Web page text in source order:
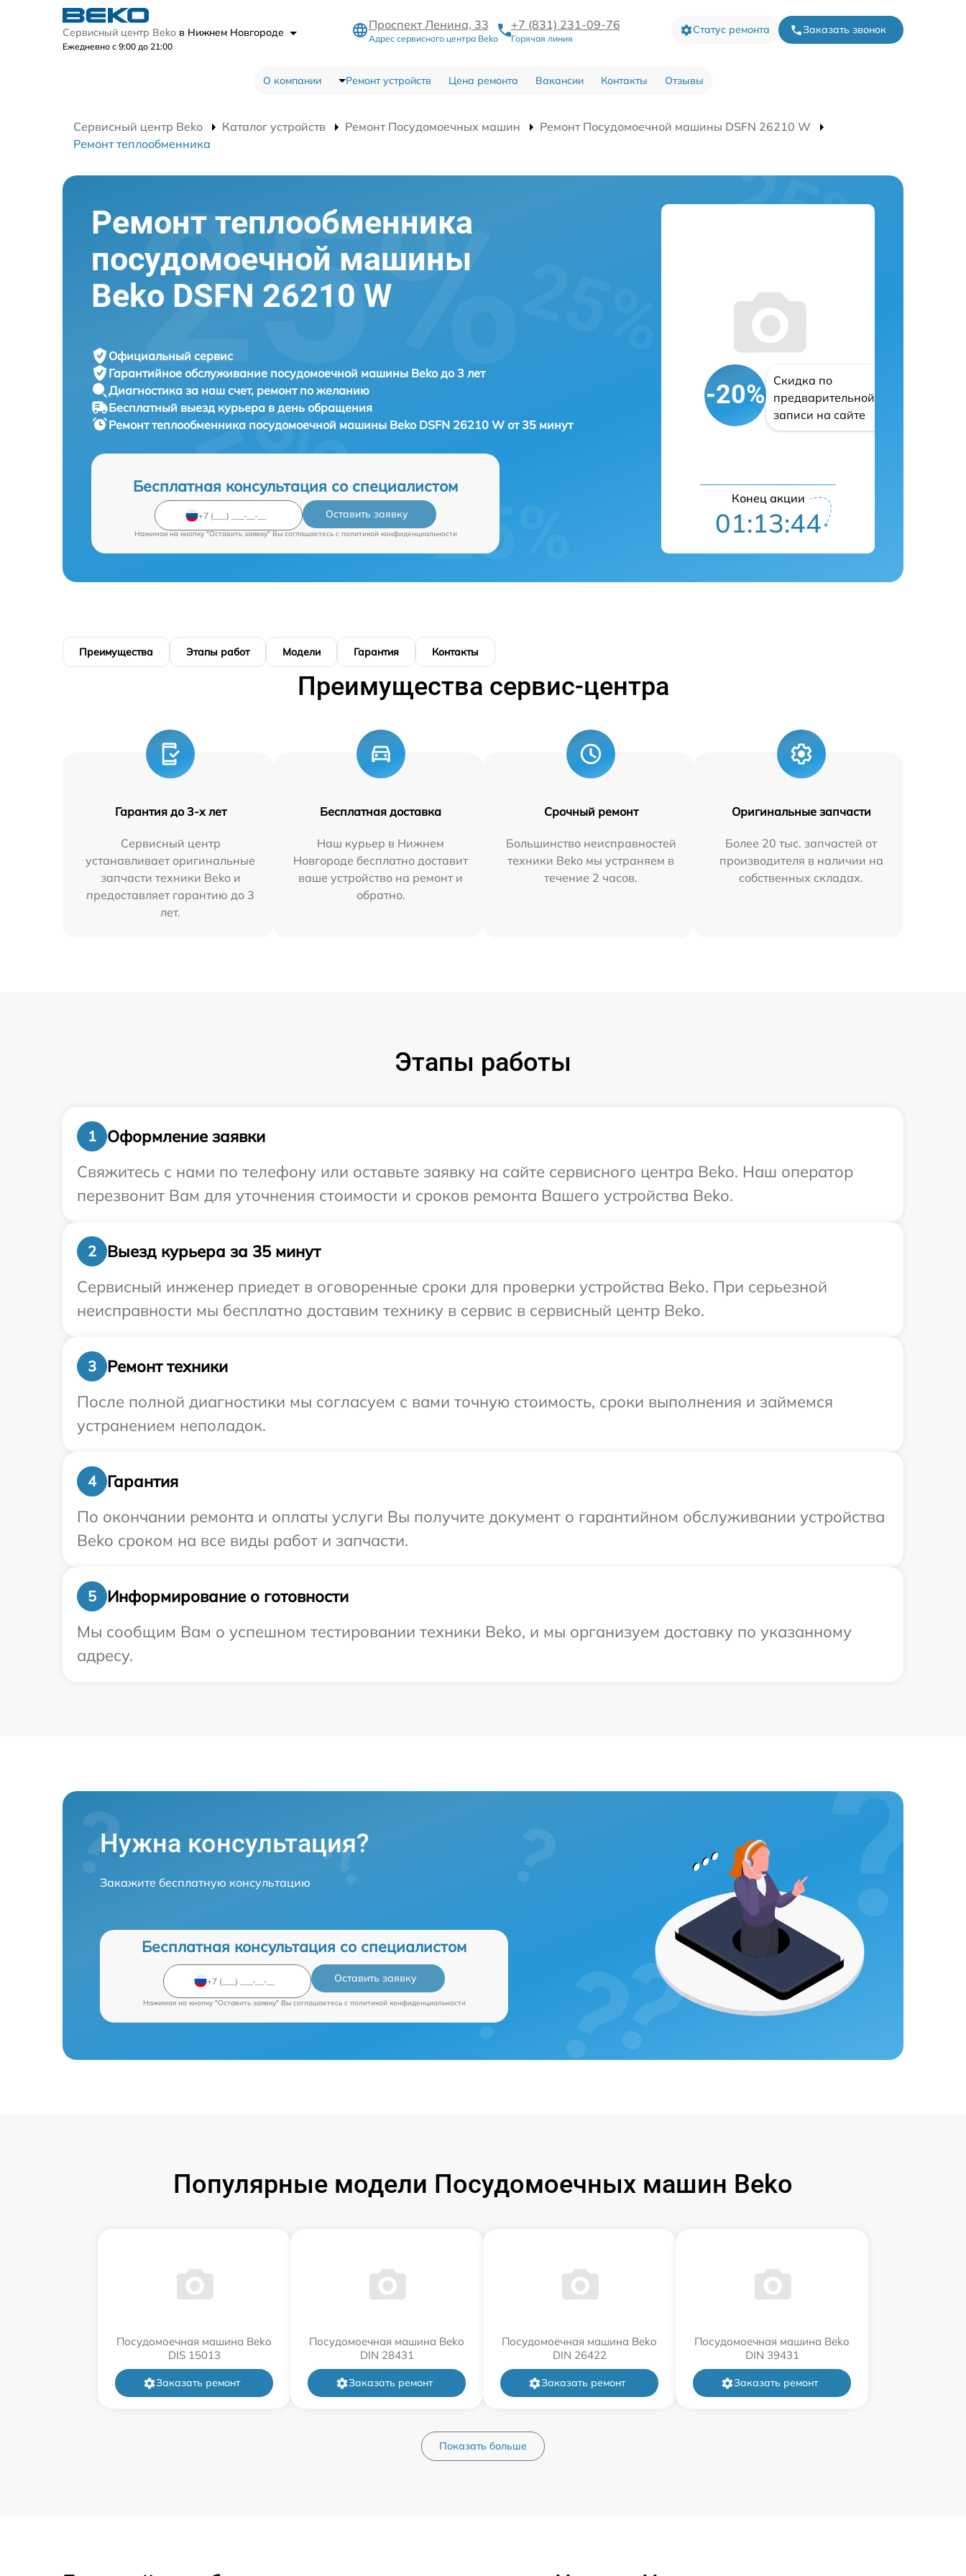
Сервисный центр Beko в Нижнем Новгороде
Ежедневно с 9:00 до 21:00
Проспект Ленина, 33
Адрес сервисного центра Beko
+7 (831) 231-09-76
Горячая линия
Статус ремонта Заказать звонок
О компании Ремонт устройств Цена ремонта Вакансии Контакты Отзывы
Сервисный центр Beko Каталог устройств Ремонт Посудомоечных машин
Ремонт Посудомоечной машины DSFN 26210 W
Ремонт теплообменника
Ремонт теплообменника
посудомоечной машины
Beko DSFN 26210 W
Официальный сервис
Гарантийное обслуживание посудомоечной машины Beko до 3 лет
Диагностика за наш счет, ремонт по желанию
Бесплатный выезд курьера в день обращения
Ремонт теплообменника посудомоечной машины Beko DSFN 26210 W от 35 минут
Бесплатная консультация со специалистом
Оставить заявку
Нажимая на кнопку "Оставить заявку" Вы соглашаетесь c политикой конфиденциальности
-20%
Скидка по
предварительной
записи на сайте
Конец акции
01:13:43
Преимущества Этапы работ Модели Гарантия Контакты
Преимущества сервис-центра
Гарантия до 3-х лет
Сервисный центр
устанавливает оригинальные
запчасти техники Beko и
предоставляет гарантию до 3
лет.
Бесплатная доставка
Наш курьер в Нижнем
Новгороде бесплатно доставит
ваше устройство на ремонт и
обратно.
Срочный ремонт
Большинство неисправностей
техники Beko мы устраняем в
течение 2 часов.
Оригинальные запчасти
Более 20 тыс. запчастей от
производителя в наличии на
собственных складах.
Этапы работы
1
Оформление заявки
Свяжитесь с нами по телефону или оставьте заявку на сайте сервисного центра Beko. Наш оператор
перезвонит Вам для уточнения стоимости и сроков ремонта Вашего устройства Beko.
2
Выезд курьера за 35 минут
Сервисный инженер приедет в оговоренные сроки для проверки устройства Beko. При серьезной
неисправности мы бесплатно доставим технику в сервис в сервисный центр Beko.
3
Ремонт техники
После полной диагностики мы согласуем с вами точную стоимость, сроки выполнения и займемся
устранением неполадок.
4
Гарантия
По окончании ремонта и оплаты услуги Вы получите документ о гарантийном обслуживании устройства
Beko сроком на все виды работ и запчасти.
5
Информирование о готовности
Мы сообщим Вам о успешном тестировании техники Beko, и мы организуем доставку по указанному
адресу.
Нужна консультация?
Закажите бесплатную консультацию
Бесплатная консультация со специалистом
Оставить заявку
Нажимая на кнопку "Оставить заявку" Вы соглашаетесь c политикой конфиденциальности
Популярные модели Посудомоечных машин Beko
Посудомоечная машина Beko
DIS 15013
Заказать ремонт
Посудомоечная машина Beko
DIN 28431
Заказать ремонт
Посудомоечная машина Beko
DIN 26422
Заказать ремонт
Посудомоечная машина Beko
DIN 39431
Заказать ремонт
Показать больше